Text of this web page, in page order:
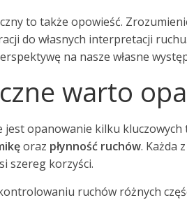
to także opowieść.
do własnych interpretacji
na nasze własne
warto
opanowanie kilku kluczowych
oraz płynność ruchów. Każda
szereg korzyści.
ruchów różnych